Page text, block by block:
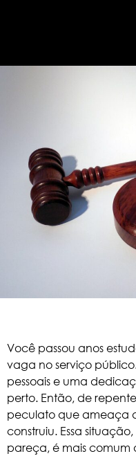
Você passou anos
vaga no serviço
pessoais e uma
perto. Então, de
peculato que ameaça
construiu. Essa
pareça, é mais comum